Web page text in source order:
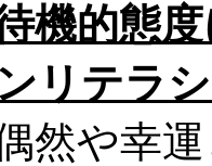
機的態
リテラ
然や幸